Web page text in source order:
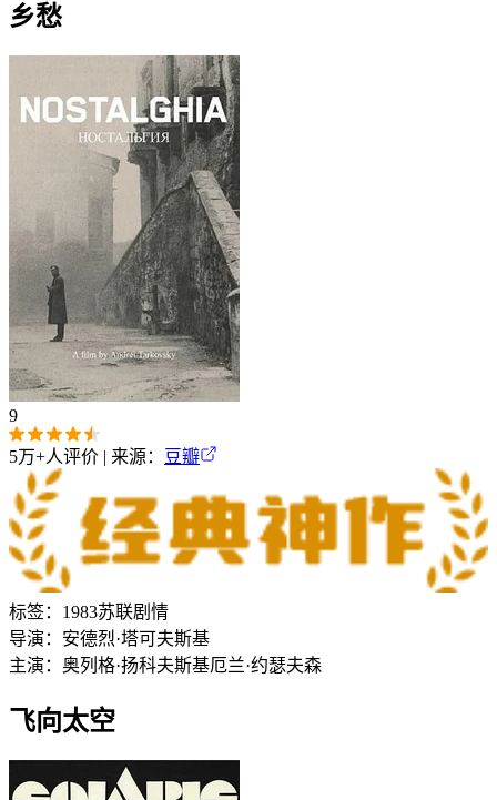
乡愁
9
5万+人评价 | 来源： 豆瓣
标签： 1983苏联剧情
导演： 安德烈·塔可夫斯基
主演： 奥列格·扬科夫斯基厄兰·约瑟夫森
飞向太空